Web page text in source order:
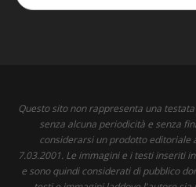
Questo sito non rappresenta una
senza alcuna periodicità e senza
considerarsi un prodotto editoriale
7.03.2001. Le immagini e i testi inseriti
e sono quindi considerati di pubblico